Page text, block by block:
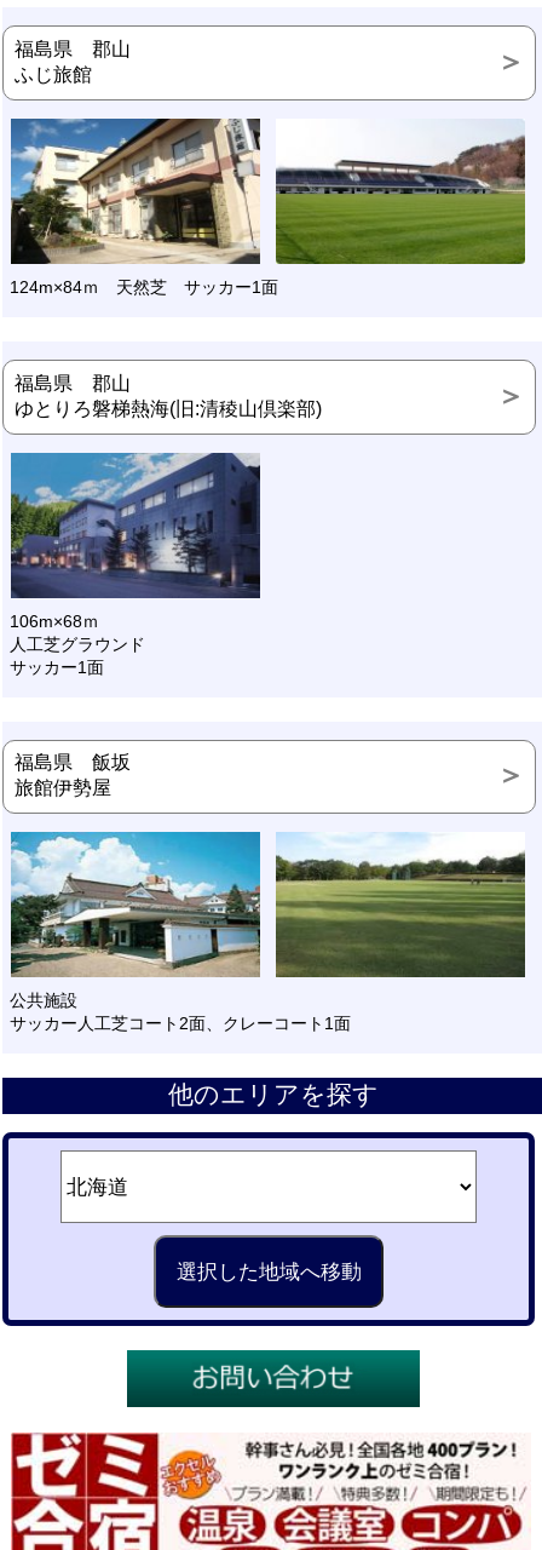
福島県 郡山
ふじ旅館
124m×84ｍ 天然芝 サッカー1面
福島県 郡山
ゆとりろ磐梯熱海(旧:清稜山倶楽部)
106m×68ｍ
人工芝グラウンド
サッカー1面
福島県 飯坂
旅館伊勢屋
公共施設
サッカー人工芝コート2面、クレーコート1面
他のエリアを探す